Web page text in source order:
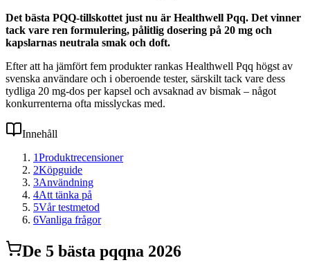
Det bästa PQQ-tillskottet just nu är Healthwell Pqq. Det vinner
tack vare ren formulering, pålitlig dosering på 20 mg och
kapslarnas neutrala smak och doft.
Efter att ha jämfört fem produkter rankas Healthwell Pqq högst av
svenska användare och i oberoende tester, särskilt tack vare dess
tydliga 20 mg-dos per kapsel och avsaknad av bismak – något
konkurrenterna ofta misslyckas med.
Innehåll
1Produktrecensioner
2Köpguide
3Användning
4Att tänka på
5Vår testmetod
6Vanliga frågor
De 5 bästa pqqna 2026